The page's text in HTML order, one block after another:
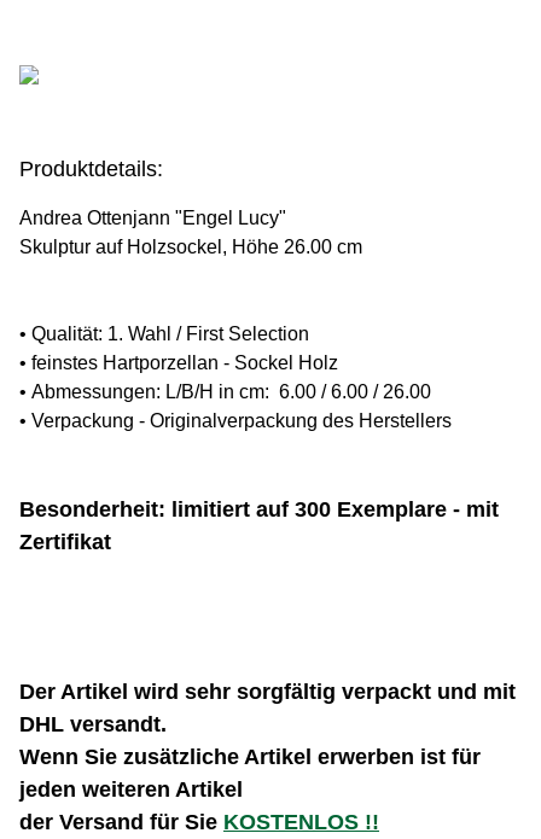
Produktdetails:
Andrea Ottenjann "Engel Lucy"
Skulptur auf Holzsockel, Höhe 26.00 cm
• Qualität: 1. Wahl / First Selection
• feinstes Hartporzellan - Sockel Holz
• Abmessungen: L/B/H in cm: 6.00 / 6.00 / 26.00
• Verpackung - Originalverpackung des Herstellers
Besonderheit: limitiert auf 300 Exemplare - mit
Zertifikat
Der Artikel wird sehr sorgfältig verpackt und mit
DHL versandt.
Wenn Sie zusätzliche Artikel erwerben ist für
jeden weiteren Artikel
der Versand für Sie KOSTENLOS !!